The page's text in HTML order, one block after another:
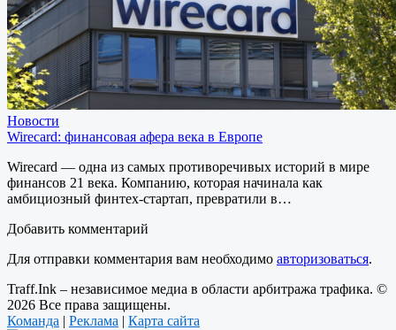
Новости
Wirecard: финансовая афера века в Европе
Wirecard — одна из самых противоречивых историй в мире
финансов 21 века. Компанию, которая начинала как
амбициозный финтех-стартап, превратили в…
Добавить комментарий
Для отправки комментария вам необходимо авторизоваться.
Traff.Ink – независимое медиа в области арбитража трафика. ©
2026 Все права защищены.
Команда | Реклама | Карта сайта